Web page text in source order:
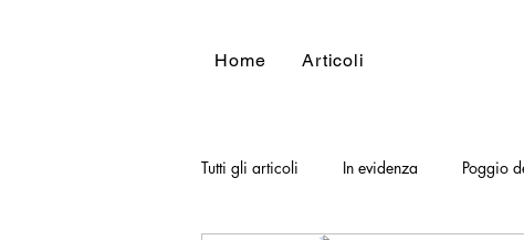
Home Articoli
Tutti gli articoli In evidenza Poggio